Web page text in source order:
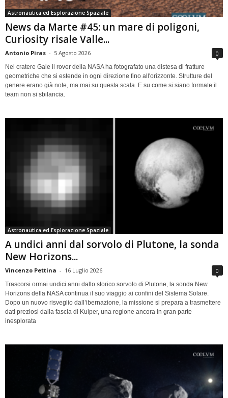
Astronautica ed Esplorazione Spaziale
News da Marte #45: un mare di poligoni,
Curiosity risale Valle...
Antonio Piras - 5 Agosto 2026 0
Nel cratere Gale il rover della NASA ha fotografato una distesa di fratture
geometriche che si estende in ogni direzione fino all'orizzonte. Strutture del
genere erano già note, ma mai su questa scala. E su come si siano formate il
team non si sbilancia.
Astronautica ed Esplorazione Spaziale
A undici anni dal sorvolo di Plutone, la sonda
New Horizons...
Vincenzo Pettina - 16 Luglio 2026 0
Trascorsi ormai undici anni dallo storico sorvolo di Plutone, la sonda New
Horizons della NASA continua il suo viaggio ai confini del Sistema Solare.
Dopo un nuovo risveglio dall’ibernazione, la missione si prepara a trasmettere
dati preziosi dalla fascia di Kuiper, una regione ancora in gran parte
inesplorata